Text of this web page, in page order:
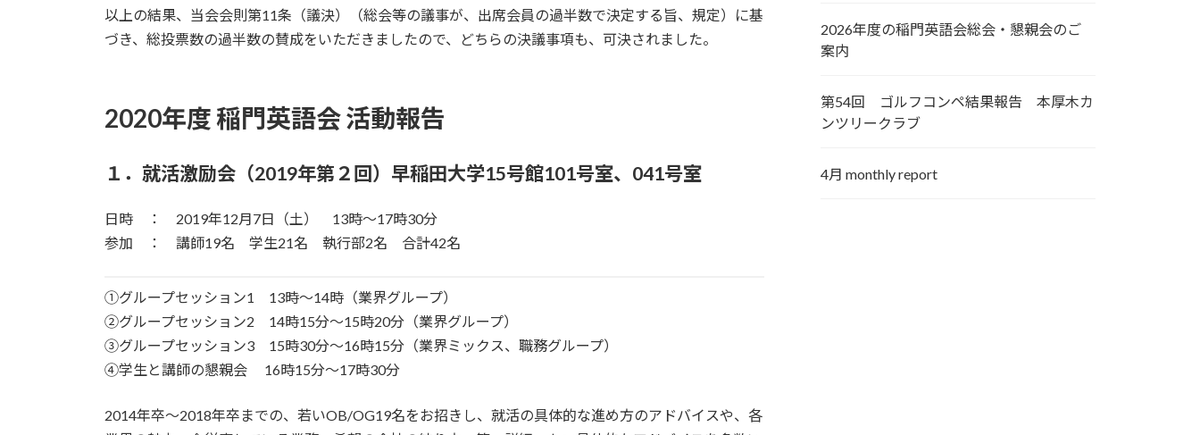
以上の結果、当会会則第11条（議決）（総会等の議事が、出席会員の過半数で決定する旨、規定）に基
づき、総投票数の過半数の賛成をいただきましたので、どちらの決議事項も、可決されました。
2020年度 稲門英語会 活動報告
１．就活激励会（2019年第２回）早稲田大学15号館101号室、041号室
日時 ： 2019年12月7日（土） 13時～17時30分
参加 ： 講師19名 学生21名 執行部2名 合計42名
①グループセッション1 13時～14時（業界グループ）
②グループセッション2 14時15分～15時20分（業界グループ）
③グループセッション3 15時30分～16時15分（業界ミックス、職務グループ）
④学生と講師の懇親会 16時15分～17時30分
2014年卒～2018年卒までの、若いOB/OG19名をお招きし、就活の具体的な進め方のアドバイスや、各
2026年度の稲門英語会総会・懇親会のご
案内
第54回 ゴルフコンペ結果報告 本厚木カ
ンツリークラブ
4月 monthly report